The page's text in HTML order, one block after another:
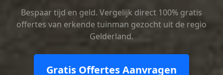
Bespaar tijd en geld. Vergelijk direct 100% gratis
offertes van erkende tuinman gezocht uit de regio
Gelderland.
Gratis Offertes Aanvragen